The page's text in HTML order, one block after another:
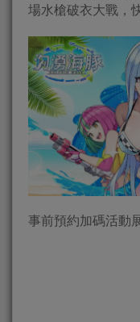
場水槍破衣大戰，
事前預約加碼活動